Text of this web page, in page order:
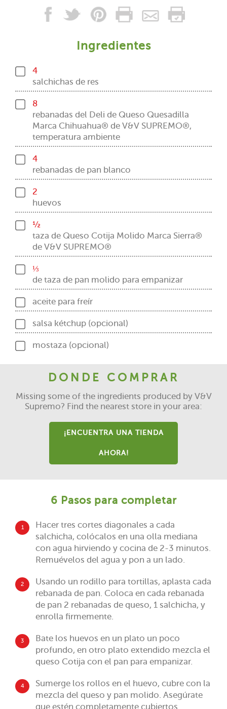
Ingredientes
4
salchichas de res
8
rebanadas del Deli de Queso Quesadilla
Marca Chihuahua® de V&V SUPREMO®,
temperatura ambiente
4
rebanadas de pan blanco
2
huevos
½
taza de Queso Cotija Molido Marca Sierra®
de V&V SUPREMO®
⅓
de taza de pan molido para empanizar
aceite para freír
salsa kétchup (opcional)
mostaza (opcional)
DONDE COMPRAR
Missing some of the ingredients produced by V&V
Supremo? Find the nearest store in your area:
¡ENCUENTRA UNA TIENDA
AHORA!
6 Pasos para completar
1
Hacer tres cortes diagonales a cada
salchicha, colócalos en una olla mediana
con agua hirviendo y cocina de 2-3 minutos.
Remuévelos del agua y pon a un lado.
2
Usando un rodillo para tortillas, aplasta cada
rebanada de pan. Coloca en cada rebanada
de pan 2 rebanadas de queso, 1 salchicha, y
enrolla firmemente.
3
Bate los huevos en un plato un poco
profundo, en otro plato extendido mezcla el
queso Cotija con el pan para empanizar.
4
Sumerge los rollos en el huevo, cubre con la
mezcla del queso y pan molido. Asegúrate
que estén completamente cubiertos.